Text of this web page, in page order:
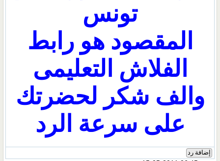
تونس
المقصود هو رابط
الفلاش التعليمى
والف شكر لحضرتك
على سرعة الرد
إضافة رد